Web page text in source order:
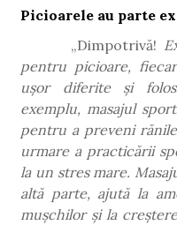
Picioarele au parte
„Dimpotrivă!
pentru picioare,
ușor diferite și
exemplu, masajul
pentru a preveni
urmare a practicării
la un stres mare.
altă parte, ajută la
mușchilor și la